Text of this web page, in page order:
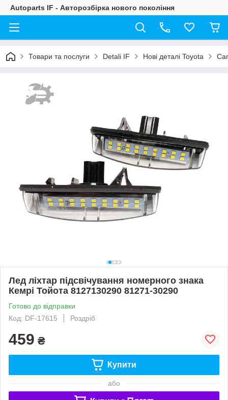
Autoparts IF - Авторозбірка нового покоління
Товари та послуги Detali IF Нові деталі Toyota
Лед ліхтар підсвічування номерного знака
Кемрі Тойота 8127130290 81271-30290
Готово до відправки
Код: DF-17615
Роздріб
459 ₴
Купити
або